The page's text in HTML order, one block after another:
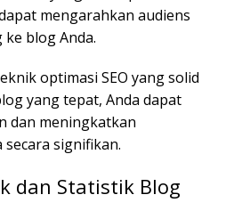
mengarahkan audiens
blog Anda.
optimasi SEO yang solid
yang tepat, Anda dapat
dan meningkatkan
signifikan.
dan Statistik Blog